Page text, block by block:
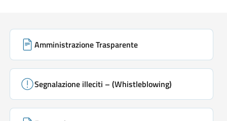
Link di servizio
Amministrazione Trasparente
Segnalazione illeciti – (Whistleblowing)